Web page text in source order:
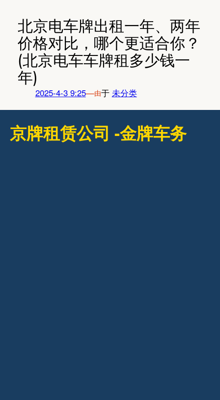
北京电车牌出租一年、两年
价格对比，哪个更适合你？
(北京电车车牌租多少钱一
年)
2025-4-3 9:25—由于 未分类
京牌租赁公司 -金牌车务